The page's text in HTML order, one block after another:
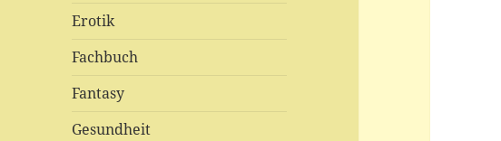
Erotik
Fachbuch
Fantasy
Gesundheit